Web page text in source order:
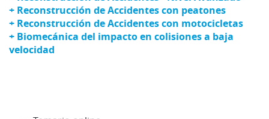
+ Reconstrucción de Accidentes con peatones
+ Reconstrucción de Accidentes con motocicletas
+ Biomecánica del impacto en colisiones a baja
velocidad